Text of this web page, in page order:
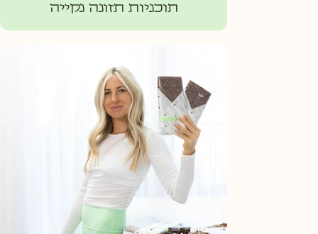
תוכניות תזונה נקייה